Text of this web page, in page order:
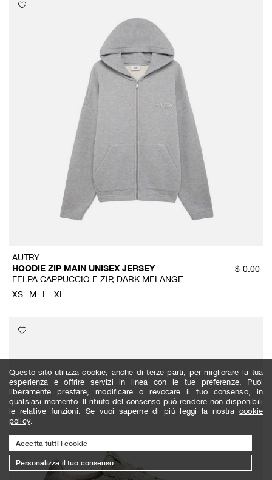
AUTRY
HOODIE ZIP MAIN UNISEX JERSEY
FELPA CAPPUCCIO E ZIP, DARK MELANGE
$ 0.00
XS M L XL
Questo sito utilizza cookie, anche di terze parti, per migliorare la tua
esperienza e offrire servizi in linea con le tue preferenze. Puoi
liberamente prestare, modificare o revocare il tuo consenso, in
qualsiasi momento. Il rifiuto del consenso può rendere non disponibili
le relative funzioni. Se vuoi saperne di più leggi la nostracookie
policy.
Accetta tutti i cookie
Personalizza il tuo consenso